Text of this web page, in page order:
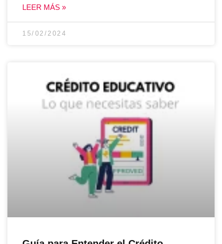
LEER MÁS »
15/02/2024